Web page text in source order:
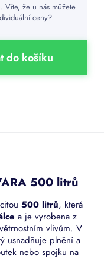
Víte, že u nás můžete
ceny?
do košíku
500 litrů
500 litrů, která
a je vyrobena z
vlivům. V
usnadňuje plnění a
nebo spojku na